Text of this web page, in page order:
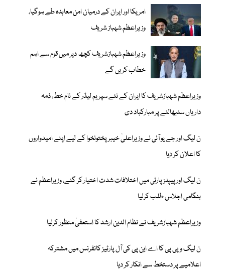
امریکا اور ایران کے درمیان امن معاہدہ طے ہوگیا،
وزیراعظم شہباز شریف
وزیراعظم شہبازشریف کچھ دیر میں قوم سے اہم
خطاب کریں گے
وزیراعظم شہبازشریف کا ایران کے نئے سپریم لیڈر کے نام خط، ذمہ
داریاں سنبھالنے پر مبارکباد دی
ن لیگ اور جے یو آئی نے وزیراعلیٰ خیبر پختونخوا کے لیے اپنے امیدواروں
کا اعلان کر دیا
ن لیگ اور پیپلز پارٹی میں اختلافات شدت اختیار کر گئے، وزیراعظم نے
ہنگامی اجلاس طلب کرلیا
وزیراعظم شہبازشریف نے نظام الدین ارشد کا استعفیٰ منظور کرلیا
ن لیگ و پی پی کا اے این پی کی آل پارٹیز کانفرنس میں مشترکہ
اعلامیے پر دستخط سے انکار کر دیا